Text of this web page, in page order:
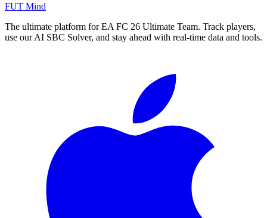
FUT Mind
The ultimate platform for EA FC 26 Ultimate Team. Track players,
use our AI SBC Solver, and stay ahead with real-time data and tools.